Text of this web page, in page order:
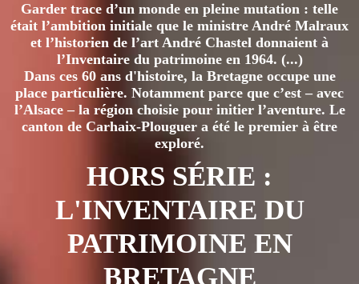
Garder trace d’un monde en pleine mutation : telle
était l’ambition initiale que le ministre André Malraux
et l’historien de l’art André Chastel donnaient à
l’Inventaire du patrimoine en 1964. (...)
Dans ces 60 ans d'histoire, la Bretagne occupe une
place particulière. Notamment parce que c’est – avec
l’Alsace – la région choisie pour initier l’aventure. Le
canton de Carhaix-Plouguer a été le premier à être
exploré.
HORS SÉRIE :
L'INVENTAIRE DU
PATRIMOINE EN
BRETAGNE